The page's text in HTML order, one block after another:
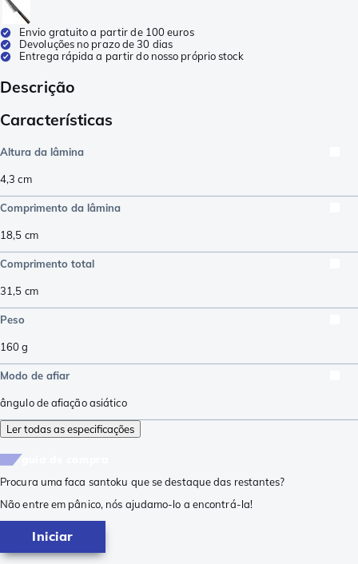
Envio gratuito a partir de 100 euros
Devoluções no prazo de 30 dias
Entrega rápida a partir do nosso próprio stock
Descrição
Características
Altura da lâmina
4,3 cm
Comprimento da lâmina
18,5 cm
Comprimento total
31,5 cm
Peso
160g
Modo de afiar
ângulo de afiação asiático
Ler todas as especificações
Procura uma faca santoku que se destaque das restantes?
Não entre em pânico, nós ajudamo-lo a encontrá-la!
Iniciar